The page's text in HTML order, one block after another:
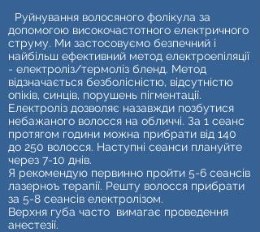
Руйнування волосяного фолікула за
допомогою високочастотного електричного
струму. Ми застосовуємо безпечний і
найбільш ефективний метод електроепіляції
- електроліз/термоліз бленд. Метод
відзначається безболісністю, відсутністю
опіків, синців, порушень пігментації.
Електроліз дозволяє назавжди позбутися
небажаного волосся на обличчі. За 1 сеанс
протягом години можна прибрати від 140
до 250 волосся. Наступні сеанси плануйте
через 7-10 днів.
Я рекомендую первинно пройти 5-6 сеансів
лазерноъ терапії. Решту волосся прибрати
за 5-8 сеансів електролізом.
Верхня губа часто вимагає проведення
анестезії.